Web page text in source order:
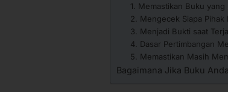
1. Memastikan Buku
2. Mengecek Siapa Pihak
3. Menjadi Bukti saat
4. Dasar Pertimbangan
5. Memastikan Masih
Bagaimana Jika Buku